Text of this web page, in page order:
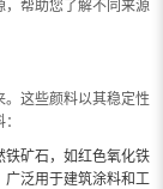
，帮助您了解不同来源
这些颜料以其稳定性
铁矿石，如红色氧化铁
泛用于建筑涂料和工